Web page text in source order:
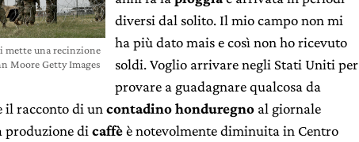
mette una recinzione
Moore Getty Images
diversi dal solito. Il mio campo non mi
ha più dato mais e così non ho ricevuto
soldi. Voglio arrivare negli Stati Uniti per
provare a guadagnare qualcosa da
il racconto di un contadino honduregno al giornale
produzione di caffèè notevolmente diminuita in Centro